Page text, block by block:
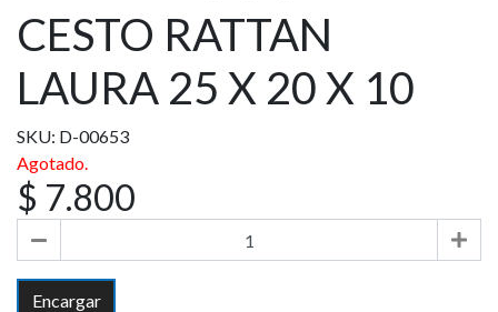
CESTO RATTAN
LAURA 25 X 20 X 10
SKU: D-00653
Agotado.
$ 7.800
Encargar